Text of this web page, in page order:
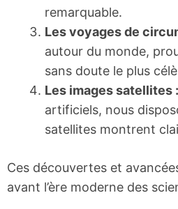
remarquable.
Les voyages de
autour du monde,
sans doute le plus
Les images satellites :
artificiels, nous
satellites montrent
Ces découvertes et
avant l’ère moderne des